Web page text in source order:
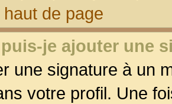
de page
je ajouter une
une signature à un
votre profil. Une